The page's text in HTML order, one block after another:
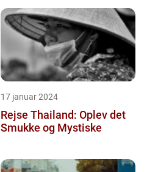
17 januar 2024
Rejse Thailand: Oplev det
Smukke og Mystiske